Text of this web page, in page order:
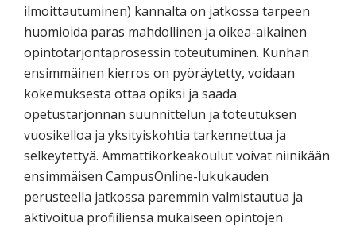
ilmoittautuminen) kannalta on jatkossa tarpeen
huomioida paras mahdollinen ja oikea-aikainen
opintotarjontaprosessin toteutuminen. Kunhan
ensimmäinen kierros on pyöräytetty, voidaan
kokemuksesta ottaa opiksi ja saada
opetustarjonnan suunnittelun ja toteutuksen
vuosikelloa ja yksityiskohtia tarkennettua ja
selkeytettyä. Ammattikorkeakoulut voivat niinikään
ensimmäisen CampusOnline-lukukauden
perusteella jatkossa paremmin valmistautua ja
aktivoitua profiiliensa mukaiseen opintojen